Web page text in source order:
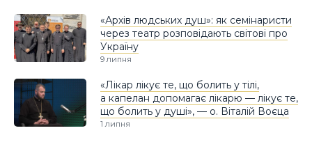
«Архів людських душ»: як семінаристи
через театр розповідають світові про
Україну
9 липня
«Лікар лікує те, що болить у тілі,
а капелан допомагає лікарю — лікує те,
що болить у душі», — о. Віталій Воєца
1 липня